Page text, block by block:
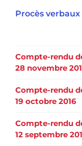
Procès verbaux
Compte-rendu
28 novembre
Compte-rendu
19 octobre 2016
Compte-rendu
12 septembre